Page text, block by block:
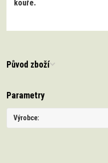
kouře.
Původ zboží
Parametry
Výrobce